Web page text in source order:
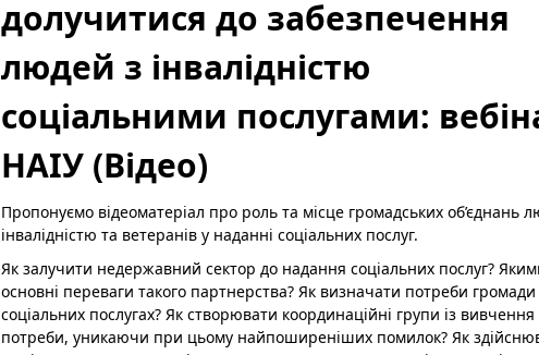
долучитися до забезпечення
людей з інвалідністю
соціальними послугами:
НАІУ (Відео)
Пропонуємо відеоматеріал про роль та місце громадських об’єднань
інвалідністю та ветеранів у наданні соціальних послуг.
Як залучити недержавний сектор до надання соціальних послуг?
основні переваги такого партнерства? Як визначати потреби громади
соціальних послугах? Як створювати координаційні групи із вивчення
потреби, уникаючи при цьому найпоширеніших помилок? Як